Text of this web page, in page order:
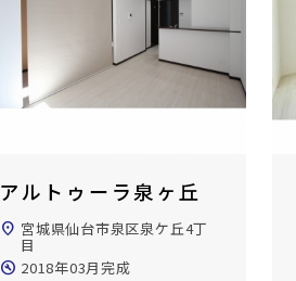
ペアレシア泉ヶ丘Ⅶ
location_on 宮城県仙台市泉区泉ケ丘4丁
目
build_circle 2025年06月完成